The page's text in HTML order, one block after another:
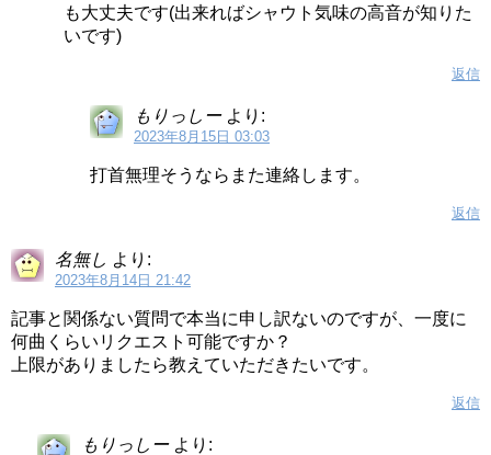
も大丈夫です(出来ればシャウト気味の高音が知りた
いです)
返信
もりっしー より:
2023年8月15日 03:03
打首無理そうならまた連絡します。
返信
名無し より:
2023年8月14日 21:42
記事と関係ない質問で本当に申し訳ないのですが、一度に
何曲くらいリクエスト可能ですか？
上限がありましたら教えていただきたいです。
返信
もりっしー より: